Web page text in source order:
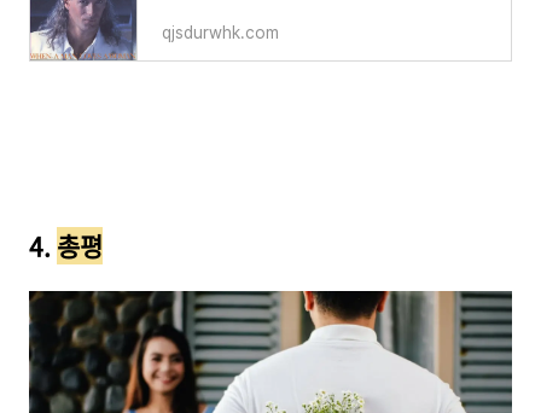
qjsdurwhk.com
4.총평